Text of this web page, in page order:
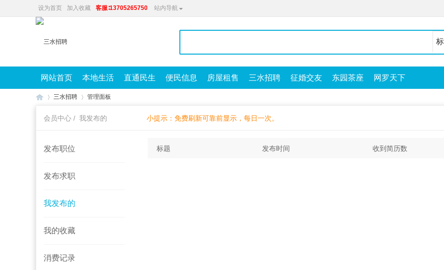
设为首页 加入收藏 客服∶13705265750 站内导航
网站首页 本地生活 直通民生 便民信息 房屋租售 三水招聘 征婚交友 东园茶座 网罗天下
三水招聘 管理面板
会员中心 / 我发布的 小提示：免费刷新可靠前显示，每日一次。
发布职位
发布求职
我发布的
我的收藏
消费记录
标题 发布时间 收到简历数